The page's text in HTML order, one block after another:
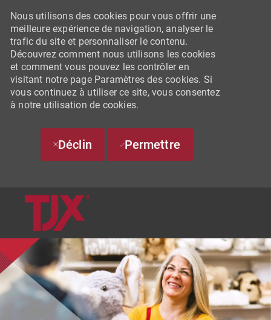
SKIP TO MAIN CONTENT
Nous utilisons des cookies pour vous offrir une
meilleure expérience de navigation, analyser le
trafic du site et personnaliser le contenu.
Découvrez comment nous utilisons les cookies
et comment vous pouvez les contrôler en
visitant notre page Paramètres des cookies. Si
vous continuez à utiliser ce site, vous consentez
à notre utilisation de cookies.
Déclin Permettre